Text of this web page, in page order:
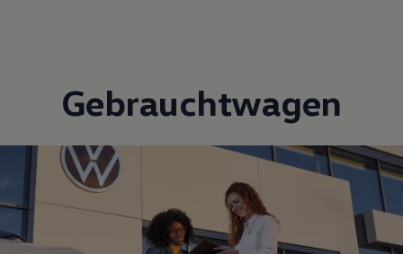
Gebrauchtwagen